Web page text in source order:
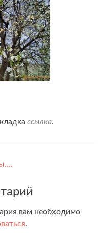
ссылка.
вам необходимо
.